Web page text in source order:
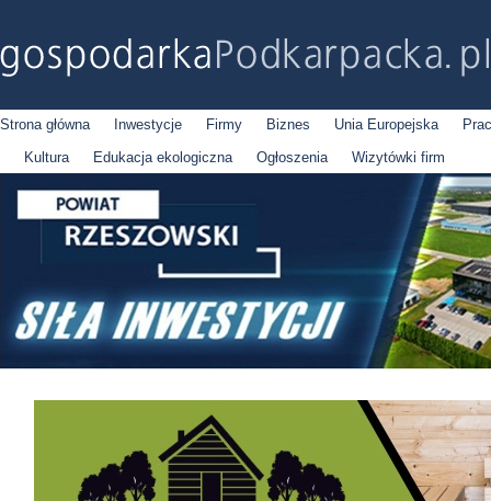
Strona główna Inwestycje Firmy Biznes Unia Europejska
Kultura
Edukacja ekologiczna Ogłoszenia Wizytówki firm